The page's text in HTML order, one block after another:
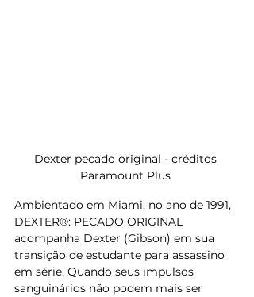
Dexter pecado original - créditos
Paramount Plus
Ambientado em Miami, no ano de 1991,
DEXTER®: PECADO ORIGINAL
acompanha Dexter (Gibson) em sua
transição de estudante para assassino
em série. Quando seus impulsos
sanguinários não podem mais ser